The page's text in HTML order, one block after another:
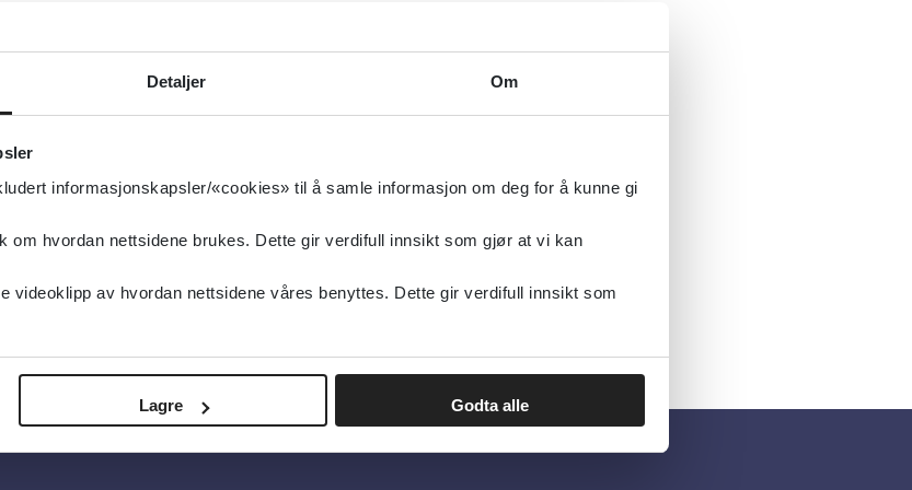
Detaljer Om
informasjonskapsler/«cookies» til å samle informasjon om deg for å kunne gi
om hvordan nettsidene brukes. Dette gir verdifull innsikt som gjør at vi kan
videoklipp av hvordan nettsidene våres benyttes. Dette gir verdifull innsikt som
Lagre Godta alle